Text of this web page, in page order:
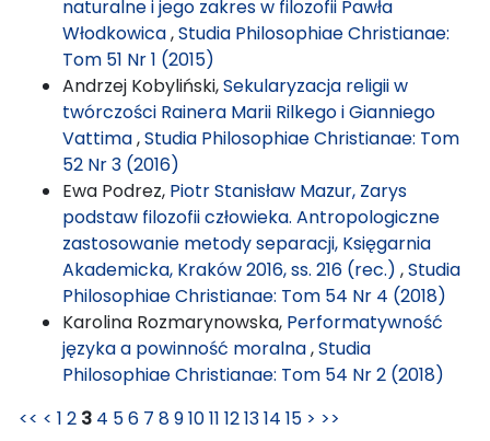
naturalne i jego zakres w filozofii Pawła
Włodkowica,Studia Philosophiae Christianae:
Tom 51 Nr 1 (2015)
Andrzej Kobyliński,Sekularyzacja religii w
twórczości Rainera Marii Rilkego i Gianniego
Vattima,Studia Philosophiae Christianae: Tom
52 Nr 3 (2016)
Ewa Podrez, Piotr Stanisław Mazur, Zarys
podstaw filozofii człowieka. Antropologiczne
zastosowanie metody separacji, Księgarnia
Akademicka, Kraków 2016, ss. 216 (rec.) ,Studia
Philosophiae Christianae: Tom 54 Nr 4 (2018)
Karolina Rozmarynowska, Performatywność
języka a powinność moralna,Studia
Philosophiae Christianae: Tom 54 Nr 2 (2018)
<< < 1 2 3 4 56 7 891011 121314 15 > >>